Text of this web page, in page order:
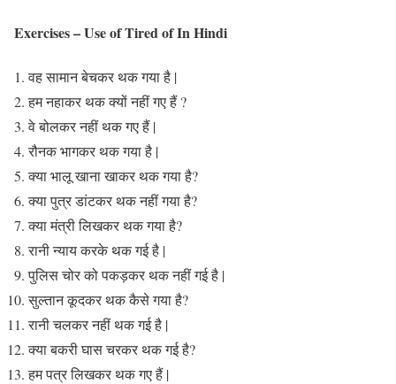
Exercises – Use of Tired of In Hindi
वह सामान बेचकर थक गया है |
हम नहाकर थक क्यों नहीं गए हैं ?
वे बोलकर नहीं थक गए हैं |
रौनक भागकर थक गया है |
क्या भालू खाना खाकर थक गया है?
क्या पुत्र डांटकर थक नहीं गया है?
क्या मंत्री लिखकर थक गया है?
रानी न्याय करके थक गई है |
पुलिस चोर को पकड़कर थक नहीं गई है |
सुल्तान कूदकर थक कैसे गया है?
रानी चलकर नहीं थक गई है |
क्या बकरी घास चरकर थक गई है?
हम पत्र लिखकर थक गए हैं |